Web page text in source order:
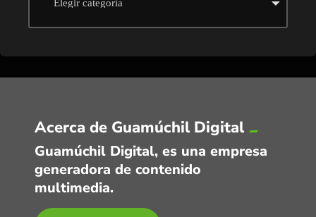
Acerca de Guamúchil Digital
Guamúchil Digital, es una empresa
generadora de contenido
multimedia.